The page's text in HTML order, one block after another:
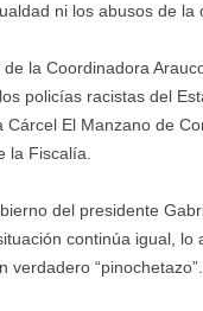
ni los abusos de la
la Coordinadora
policías racistas del
El Manzano de
la Fiscalía.
del presidente
continúa igual,
“pinochetazo”.